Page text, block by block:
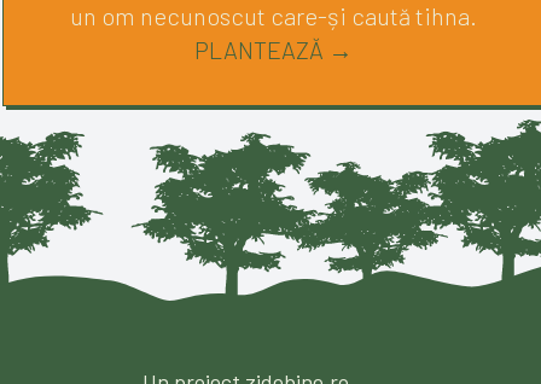
un om necunoscut care-și caută tihna.
PLANTEAZĂ →